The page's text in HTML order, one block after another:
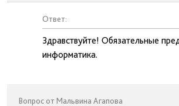
Ответ:
Здравствуйте! Обязательные
информатика.
Вопрос от Мальвина Агапова